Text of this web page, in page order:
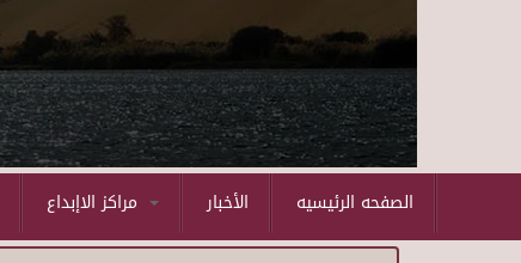
الأخبار الصفحه الرئيسيه